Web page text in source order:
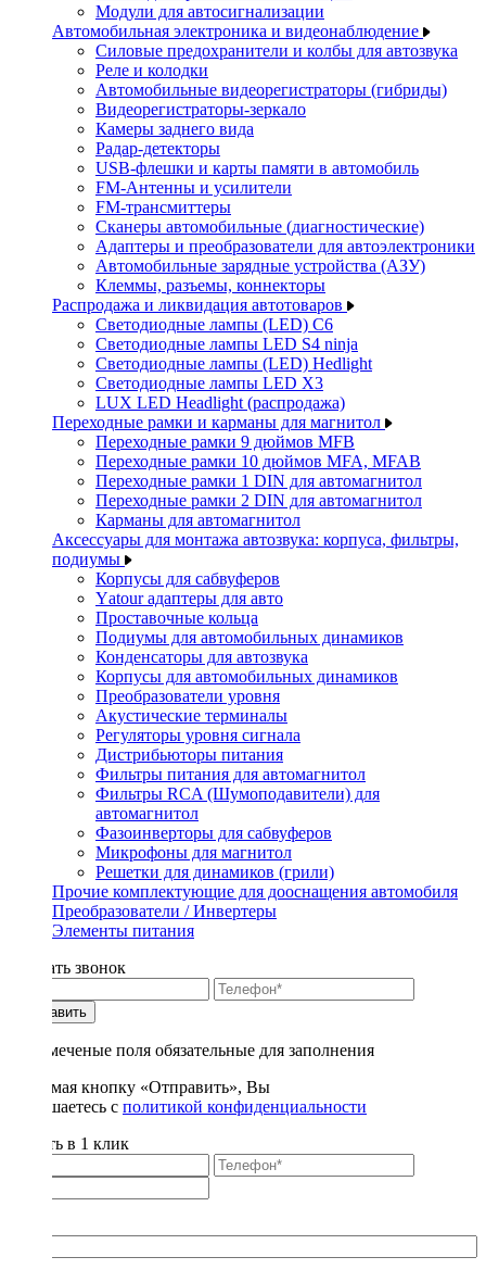
Модули для автосигнализации
Автомобильная электроника и видеонаблюдение
Силовые предохранители и колбы для автозвука
Реле и колодки
Автомобильные видеорегистраторы (гибриды)
Видеорегистраторы-зеркало
Камеры заднего вида
Радар-детекторы
USB-флешки и карты памяти в автомобиль
FM-Антенны и усилители
FM-трансмиттеры
Сканеры автомобильные (диагностические)
Адаптеры и преобразователи для автоэлектроники
Автомобильные зарядные устройства (АЗУ)
Клеммы, разъемы, коннекторы
Распродажа и ликвидация автотоваров
Светодиодные лампы (LED) C6
Светодиодные лампы LED S4 ninja
Светодиодные лампы (LED) Hedlight
Светодиодные лампы LED X3
LUX LED Headlight (распродажа)
Переходные рамки и карманы для магнитол
Переходные рамки 9 дюймов MFB
Переходные рамки 10 дюймов MFA, MFAB
Переходные рамки 1 DIN для автомагнитол
Переходные рамки 2 DIN для автомагнитол
Карманы для автомагнитол
Аксессуары для монтажа автозвука: корпуса, фильтры,
подиумы
Корпусы для сабвуферов
Yаtour адаптеры для авто
Проставочные кольца
Подиумы для автомобильных динамиков
Конденсаторы для автозвука
Корпусы для автомобильных динамиков
Преобразователи уровня
Акустические терминалы
Регуляторы уровня сигнала
Дистрибьюторы питания
Фильтры питания для автомагнитол
Фильтры RCA (Шумоподавители) для
автомагнитол
Фазоинверторы для сабвуферов
Микрофоны для магнитол
Решетки для динамиков (грили)
Прочие комплектующие для дооснащения автомобиля
Преобразователи / Инвертеры
Элементы питания
Заказать звонок
Отправить
* - отмеченые поля обязательные для заполнения
Нажимая кнопку «Отправить», Вы
соглашаетесь с политикой конфиденциальности
Купить в 1 клик